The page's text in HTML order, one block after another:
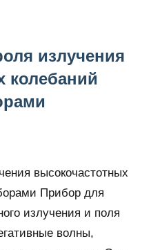
излучения
колебаний
высокочастотных
Прибор для
излучения и поля
волны,